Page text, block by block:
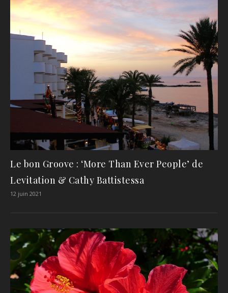
Le bon Groove : ‘More Than Ever People’ de
Levitation & Cathy Battistessa
12 juin 2021